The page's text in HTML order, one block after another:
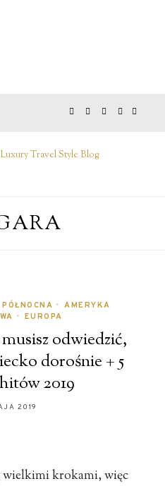
• AMERYKA
• EUROPA
odwiedzić,
dorośnie + 5
2019
2019
wielkimi krokami, więc